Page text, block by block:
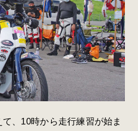
、10時から走行練習が始ま